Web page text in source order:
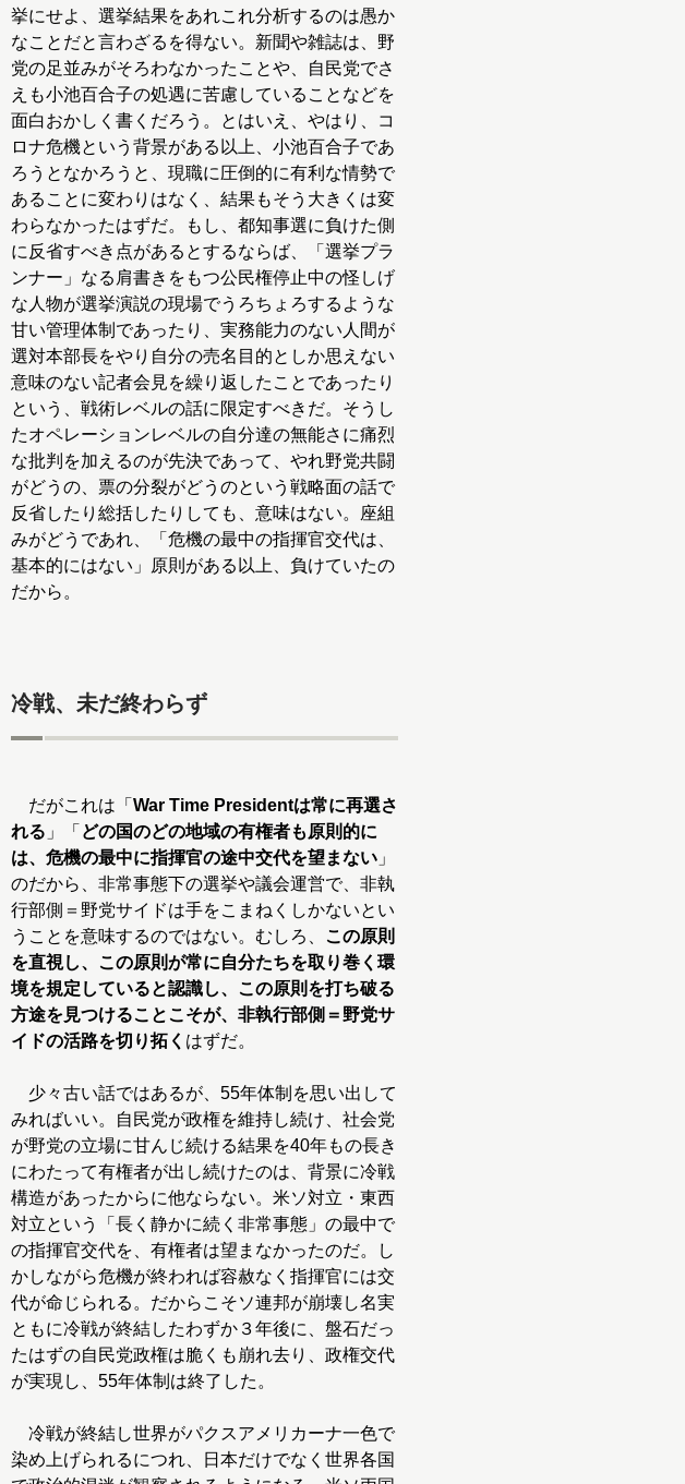
挙にせよ、選挙結果をあれこれ分析するのは愚か
なことだと言わざるを得ない。新聞や雑誌は、野
党の足並みがそろわなかったことや、自民党でさ
えも小池百合子の処遇に苦慮していることなどを
面白おかしく書くだろう。とはいえ、やはり、コ
ロナ危機という背景がある以上、小池百合子であ
ろうとなかろうと、現職に圧倒的に有利な情勢で
あることに変わりはなく、結果もそう大きくは変
わらなかったはずだ。もし、都知事選に負けた側
に反省すべき点があるとするならば、「選挙プラ
ンナー」なる肩書きをもつ公民権停止中の怪しげ
な人物が選挙演説の現場でうろちょろするような
甘い管理体制であったり、実務能力のない人間が
選対本部長をやり自分の売名目的としか思えない
意味のない記者会見を繰り返したことであったり
という、戦術レベルの話に限定すべきだ。そうし
たオペレーションレベルの自分達の無能さに痛烈
な批判を加えるのが先決であって、やれ野党共闘
がどうの、票の分裂がどうのという戦略面の話で
反省したり総括したりしても、意味はない。座組
みがどうであれ、「危機の最中の指揮官交代は、
基本的にはない」原則がある以上、負けていたの
だから。
冷戦、未だ終わらず
だがこれは「 War Time Presidentは常に再選さ
れる 」「 どの国のどの地域の有権者も原則的に
は、危機の最中に指揮官の途中交代を望まない 」
のだから、非常事態下の選挙や議会運営で、非執
行部側＝野党サイドは手をこまねくしかないとい
うことを意味するのではない。むしろ、 この原則
を直視し、この原則が常に自分たちを取り巻く環
境を規定していると認識し、この原則を打ち破る
方途を見つけることこそが、非執行部側＝野党サ
イドの活路を切り拓く はずだ。
少々古い話ではあるが、55年体制を思い出して
みればいい。自民党が政権を維持し続け、社会党
が野党の立場に甘んじ続ける結果を40年もの長き
にわたって有権者が出し続けたのは、背景に冷戦
構造があったからに他ならない。米ソ対立・東西
対立という「長く静かに続く非常事態」の最中で
の指揮官交代を、有権者は望まなかったのだ。し
かしながら危機が終われば容赦なく指揮官には交
代が命じられる。だからこそソ連邦が崩壊し名実
ともに冷戦が終結したわずか３年後に、盤石だっ
たはずの自民党政権は脆くも崩れ去り、政権交代
が実現し、55年体制は終了した。
冷戦が終結し世界がパクスアメリカーナ一色で
染め上げられるにつれ、日本だけでなく世界各国